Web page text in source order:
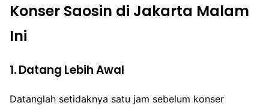
Konser Saosin di Jakarta Malam
Ini
1.Datang Lebih Awal
Datanglah setidaknya satu jam sebelum konser